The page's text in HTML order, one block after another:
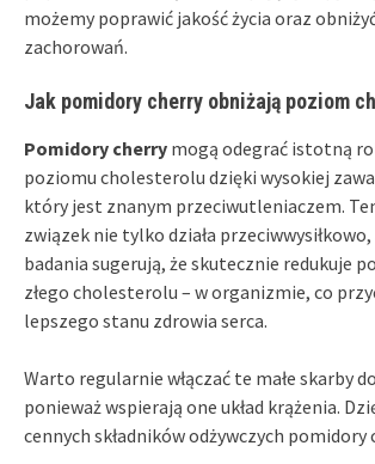
możemy poprawić jakość życia oraz
zachorowań.
Jak pomidory cherry obniżają poziom
Pomidory cherry mogą odegrać istotną
poziomu cholesterolu dzięki wysokiej
który jest znanym przeciwutleniaczem.
związek nie tylko działa
badania sugerują, że skutecznie redukuje
złego cholesterolu – w organizmie, co
lepszego stanu zdrowia serca.
Warto regularnie włączać te małe skarby
ponieważ wspierają one układ krążenia.
cennych składników odżywczych pomidory